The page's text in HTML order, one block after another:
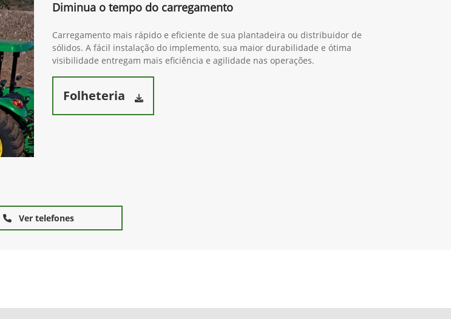
Diminua o tempo do carregamento
Carregamento mais rápido e eficiente de sua plantadeira ou distribuidor de
sólidos. A fácil instalação do implemento, sua maior durabilidade e ótima
visibilidade entregam mais eficiência e agilidade nas operações.
Folheteria
Ver telefones